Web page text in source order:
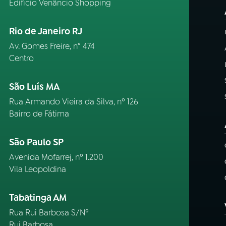
Edifício Venâncio Shopping
Rio de Janeiro RJ
Av. Gomes Freire, n° 474
Centro
São Luís MA
Rua Armando Vieira da Silva, nº 126
Bairro de Fátima
São Paulo SP
Avenida Mofarrej, nº 1.200
Vila Leopoldina
Tabatinga AM
Rua Rui Barbosa S/Nº